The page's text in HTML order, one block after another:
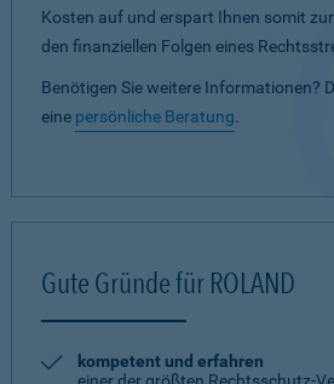
Kosten auf und erspart Ihnen somit
den finanziellen Folgen eines
Benötigen Sie weitere Informationen?
eine persönliche Beratung.
Gute Gründe für ROLAND
kompetent und erfahren